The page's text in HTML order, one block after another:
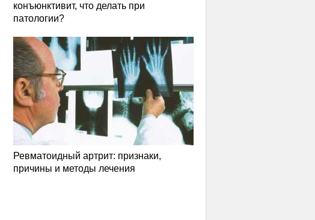
конъюнктивит, что делать при
патологии?
Ревматоидный артрит: признаки,
причины и методы лечения